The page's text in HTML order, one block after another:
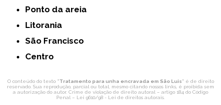
Ponto da areia
Litorania
São Francisco
Centro
O conteúdo do texto "Tratamento para unha encravada em São Luis" é de direito
reservado. Sua reprodução, parcial ou total, mesmo citando nossos links, é proibida sem
a autorização do autor. Crime de violação de direito autoral – artigo 184 do Código
Penal – Lei 9610/98 - Lei de direitos autorais.